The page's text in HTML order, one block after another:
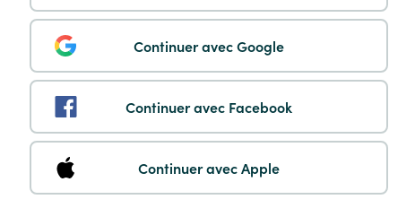
Continuer avec Google
Continuer avec Facebook
Continuer avec Apple
Honduras
Israël
Islande